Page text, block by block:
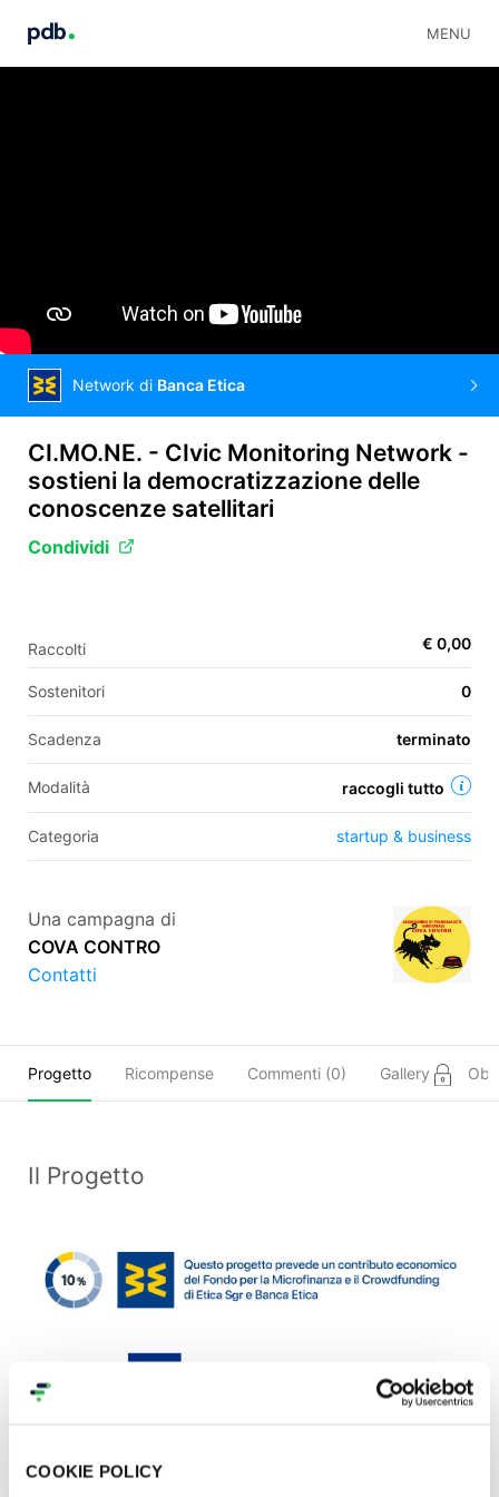
COOKIE POLICY
MENU
IT
ES
Network di Banca Etica
CI.MO.NE. - CIvic Monitoring Network -
sostieni la democratizzazione delle
conoscenze satellitari
Condividi
Raccolti € 0,00
Sostenitori 0
Scadenza terminato
Modalità raccogli tutto
Categoria startup & business
Una campagna di
COVA CONTRO
Contatti
Progetto Ricompense Commenti (0) Gallery
Il Progetto
La onlus Cova Contro è stata fondata nel 2013 per